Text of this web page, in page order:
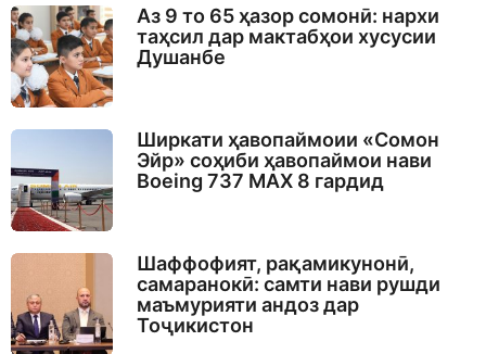
Аз 9 то 65 ҳазор сомонӣ: нархи
таҳсил дар мактабҳои хусусии
Душанбе
Ширкати ҳавопаймоии «Сомон
Эйр» соҳиби ҳавопаймои нави
Boeing 737 MAX 8 гардид
Шаффофият, рақамикунонӣ,
самаранокӣ: самти нави рушди
маъмурияти андоз дар
Тоҷикистон